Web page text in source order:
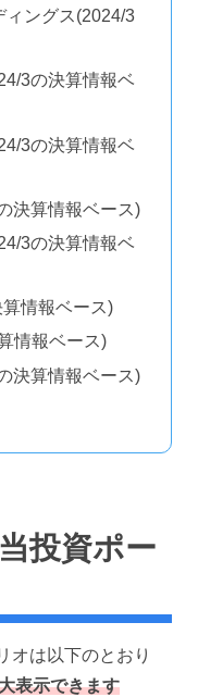
ィングス(2024/3
3の決算情報ベ
3の決算情報ベ
決算情報ベース)
3の決算情報ベ
算情報ベース)
情報ベース)
決算情報ベース)
投資ポー
オは以下のとおり
表示できます